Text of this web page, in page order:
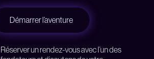
Démarrer l’aventure
Réserver un rendez-vous avec l’un des